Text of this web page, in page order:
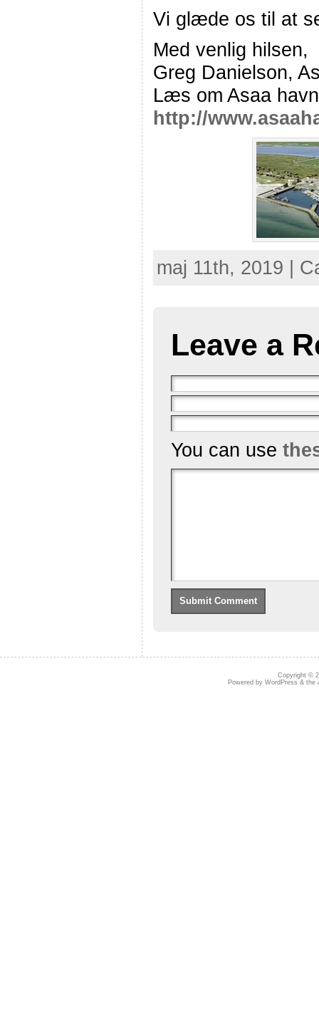
Vi glæde os til at
Med venlig hilsen,
Greg Danielson,
Læs om Asaa
http://
maj 11th, 2019 |
Leave a
You can use
Copyright ©
Powered by WordPress & the